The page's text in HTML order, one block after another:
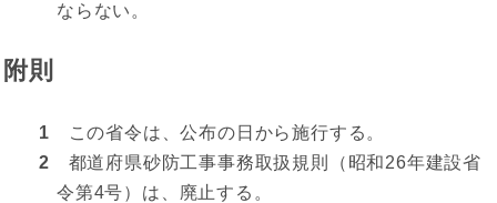
ならない。
附則
1 この省令は、公布の日から施行する。
2 都道府県砂防工事事務取扱規則（昭和26年建設省
令第4号）は、廃止する。